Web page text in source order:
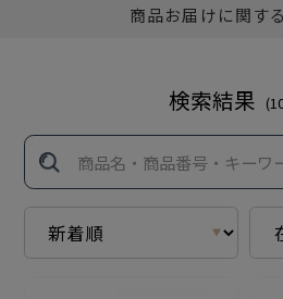
商品お届けに関す
検索結果 (